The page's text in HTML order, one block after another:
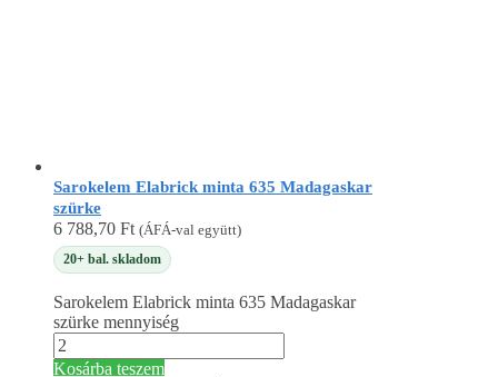
Sarokelem Elabrick minta 635 Madagaskar
szürke
6 788,70 Ft (ÁFÁ-val együtt)
20+ bal. skladom
Sarokelem Elabrick minta 635 Madagaskar
szürke mennyiség
Kosárba teszem